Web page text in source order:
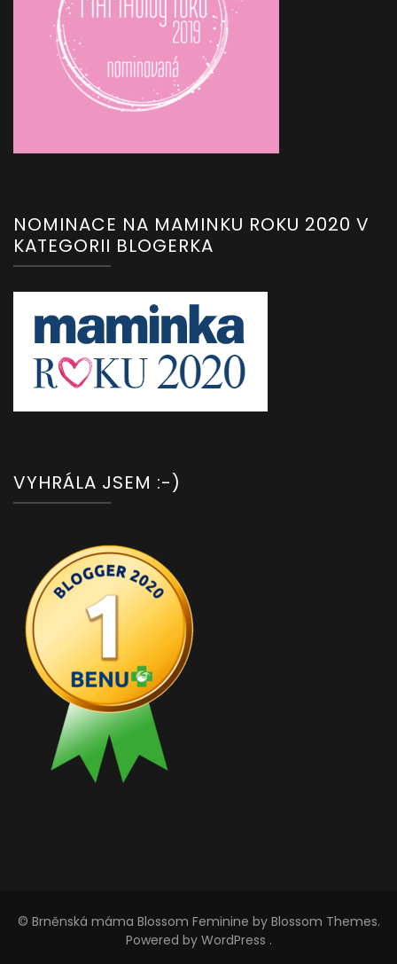
NOMINACE NA MAMINKU ROKU 2020 V
KATEGORII BLOGERKA
VYHRÁLA JSEM :-)
© Brněnská máma Blossom Feminine by Blossom Themes.
Powered by WordPress .